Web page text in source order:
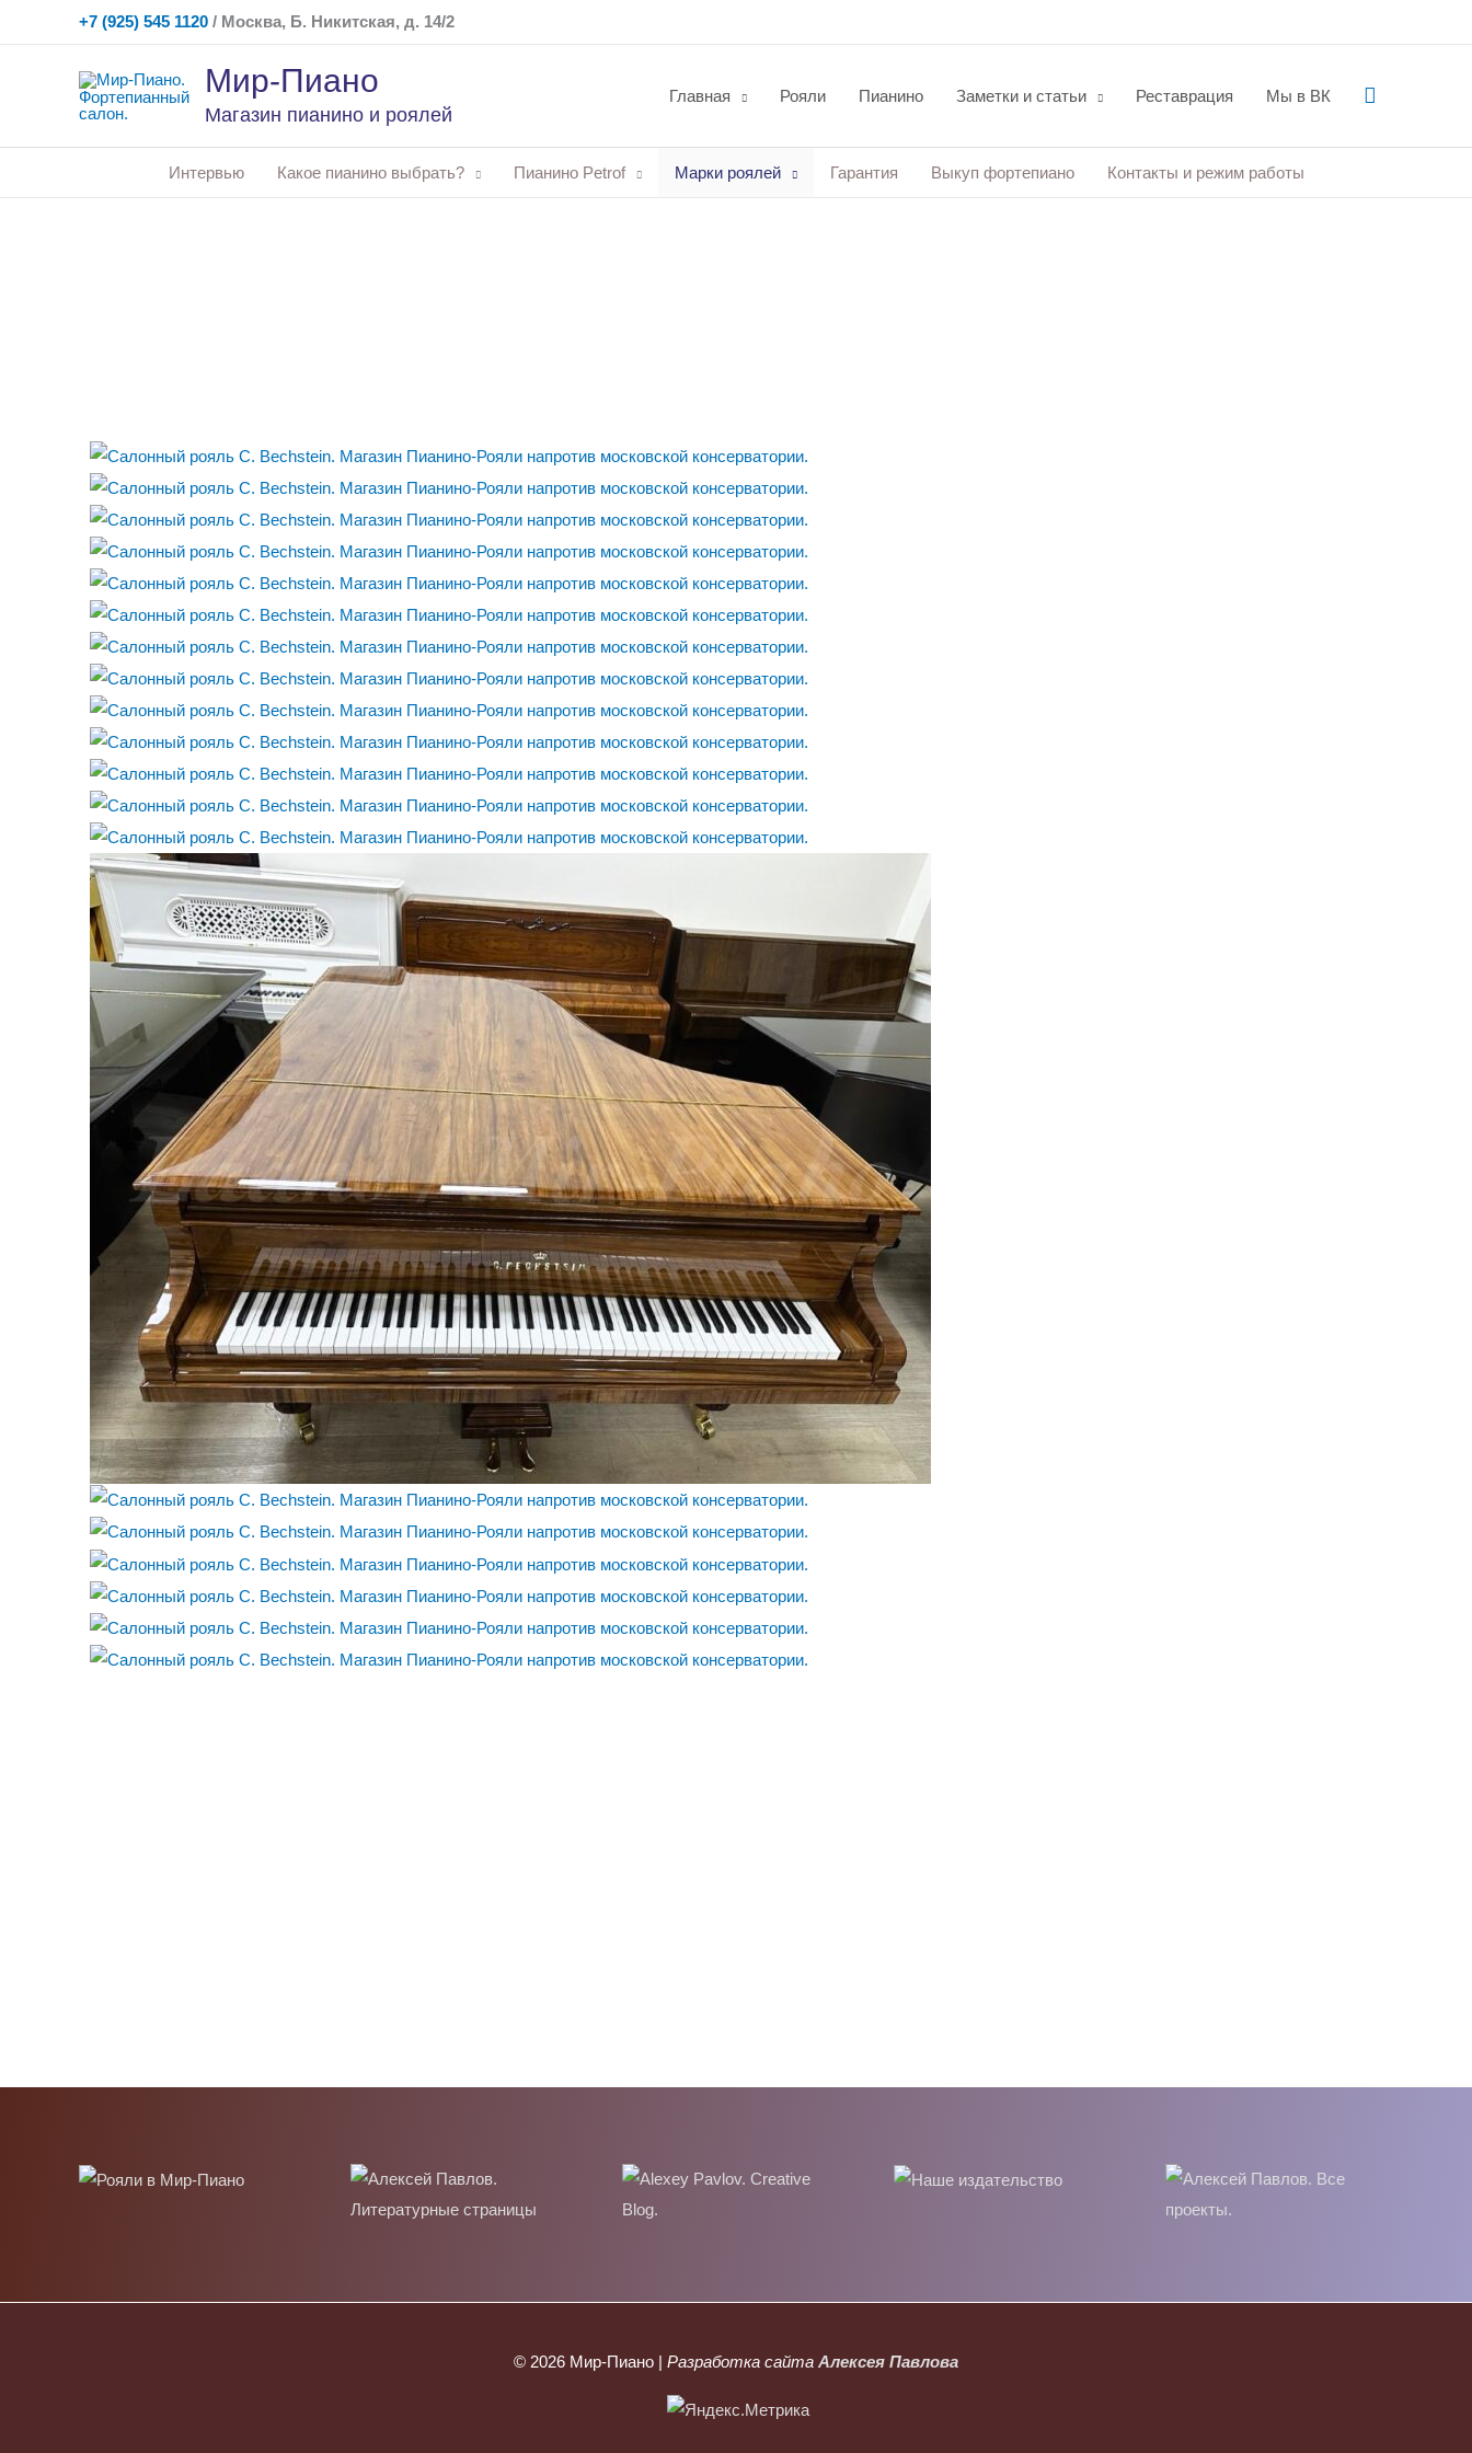
содержимому
+7 (925) 545 1120 / Москва, Б. Никитская, д. 14/2
Мир-Пиано
Магазин пианино и роялей
Главная Рояли Пианино Заметки и статьи Реставрация Мы в ВК Поиск
Интервью Какое пианино выбрать? Пианино Petrof Марки роялей Гарантия Выкуп фортепиано Контакты и режим работы
© 2026 Мир-Пиано | Разработка сайта Алексея Павлова